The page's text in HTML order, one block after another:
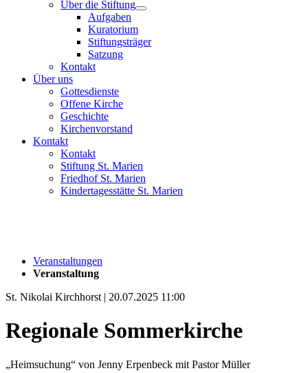
Über die Stiftung
Aufgaben
Kuratorium
Stiftungsträger
Satzung
Kontakt
Über uns
Gottesdienste
Offene Kirche
Geschichte
Kirchenvorstand
Kontakt
Kontakt
Stiftung St. Marien
Friedhof St. Marien
Kindertagesstätte St. Marien
Veranstaltungen
Veranstaltung
St. Nikolai Kirchhorst | 20.07.2025 11:00
Regionale Sommerkirche
„Heimsuchung“ von Jenny Erpenbeck mit Pastor Müller